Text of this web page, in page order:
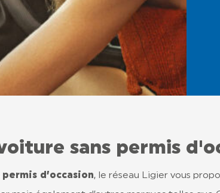
sans permis
d’occasion, le réseau Ligier vous